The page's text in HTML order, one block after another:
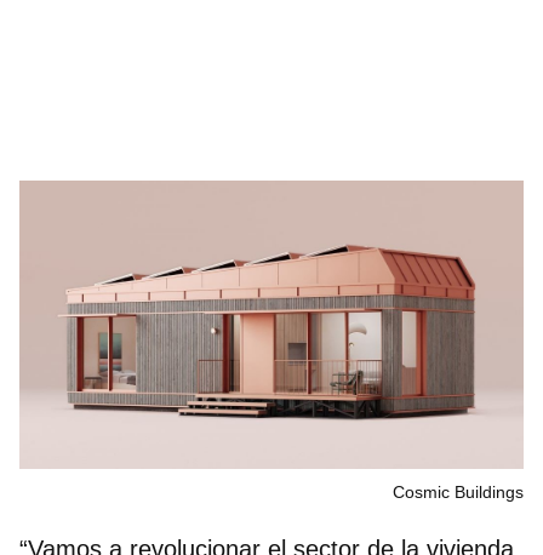
Cosmic Buildings
“Vamos a revolucionar el sector de la vivienda